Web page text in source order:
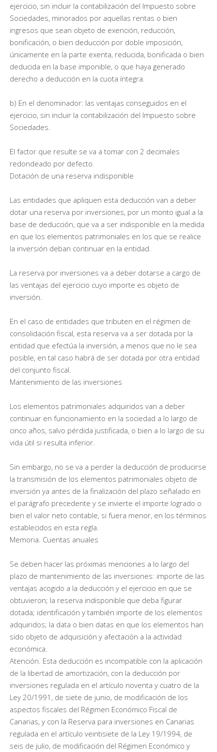
ejercicio, sin incluir la contabilización del Impuesto sobre
Sociedades, minorados por aquellas rentas o bien
ingresos que sean objeto de exención, reducción,
bonificación, o bien deducción por doble imposición,
únicamente en la parte exenta, reducida, bonificada o bien
deducida en la base imponible, o que haya generado
derecho a deducción en la cuota íntegra.
b) En el denominador: las ventajas conseguidos en el
ejercicio, sin incluir la contabilización del Impuesto sobre
Sociedades.
El factor que resulte se va a tomar con 2 decimales
redondeado por defecto.
Dotación de una reserva indisponible
Las entidades que apliquen esta deducción van a deber
dotar una reserva por inversiones, por un monto igual a la
base de deducción, que va a ser indisponible en la medida
en que los elementos patrimoniales en los que se realice
la inversión deban continuar en la entidad.
La reserva por inversiones va a deber dotarse a cargo de
las ventajas del ejercicio cuyo importe es objeto de
inversión.
En el caso de entidades que tributen en el régimen de
consolidación fiscal, esta reserva va a ser dotada por la
entidad que efectúa la inversión, a menos que no le sea
posible, en tal caso habrá de ser dotada por otra entidad
del conjunto fiscal.
Mantenimiento de las inversiones
Los elementos patrimoniales adquiridos van a deber
continuar en funcionamiento en la sociedad a lo largo de
cinco años, salvo pérdida justificada, o bien a lo largo de su
vida útil si resulta inferior.
Sin embargo, no se va a perder la deducción de producirse
la transmisión de los elementos patrimoniales objeto de
inversión ya antes de la finalización del plazo señalado en
el parágrafo precedente y se invierte el importe logrado o
bien el valor neto contable, si fuera menor, en los términos
establecidos en esta regla.
Memoria. Cuentas anuales
Se deben hacer las próximas menciones a lo largo del
plazo de mantenimiento de las inversiones: importe de las
ventajas acogido a la deducción y el ejercicio en que se
obtuvieron; la reserva indisponible que deba figurar
dotada; identificación y también importe de los elementos
adquiridos; la data o bien datas en que los elementos han
sido objeto de adquisición y afectación a la actividad
económica.
Atención. Esta deducción es incompatible con la aplicación
de la libertad de amortización, con la deducción por
inversiones regulada en el artículo noventa y cuatro de la
Ley 20/1991, de siete de junio, de modificación de los
aspectos fiscales del Régimen Económico Fiscal de
Canarias, y con la Reserva para inversiones en Canarias
regulada en el artículo veintisiete de la Ley 19/1994, de
seis de julio, de modificación del Régimen Económico y